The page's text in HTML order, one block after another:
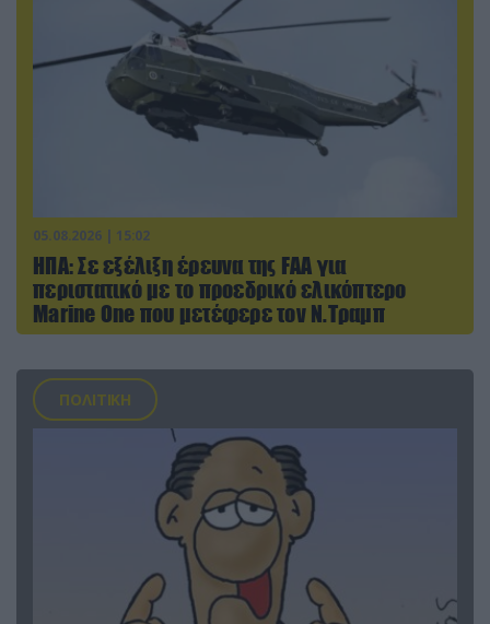
05.08.2026 | 15:02
ΗΠΑ: Σε εξέλιξη έρευνα της FAA για
περιστατικό με το προεδρικό ελικόπτερο
Marine One που μετέφερε τον Ν.Τραμπ
ΠΟΛΙΤΙΚΗ